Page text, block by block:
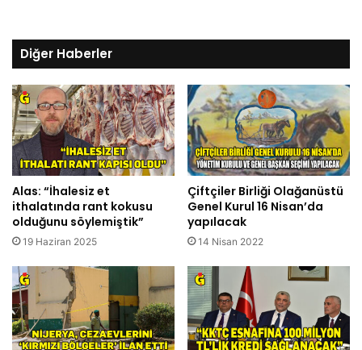
Diğer Haberler
Alas: “İhalesiz et
ithalatında rant kokusu
olduğunu söylemiştik”
19 Haziran 2025
Çiftçiler Birliği Olağanüstü
Genel Kurul 16 Nisan’da
yapılacak
14 Nisan 2022